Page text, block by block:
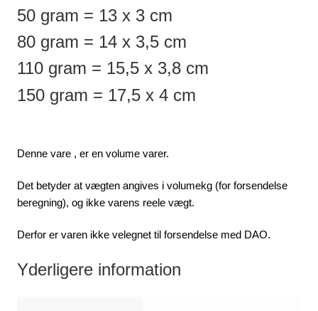
50 gram = 13 x 3 cm
80 gram = 14 x 3,5 cm
110 gram = 15,5 x 3,8 cm
150 gram = 17,5 x 4 cm
Denne vare , er en volume varer.
Det betyder at vægten angives i volumekg (for forsendelse
beregning), og ikke varens reele vægt.
Derfor er varen ikke velegnet til forsendelse med DAO.
Yderligere information